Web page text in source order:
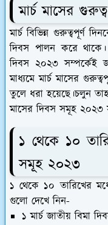
মার্চ মাসের
মার্চ বিভিন্ন গুরুত্বপূর্ণ
দিবস পালন করে
দিবস ২০২৩ সম্পর্কেই
মাধ্যমে মার্চ মাসের
তুলে ধরা হয়েছে।চলুন
মাসের দিবস সমূহ ২০২৩
১ থেকে ১০
সমূহ ২০২৩
১ থেকে ১০ তারিখের
গুলো দেখে নিন-
১ মার্চ জাতীয় বিমা